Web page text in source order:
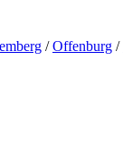
/Offenburg /